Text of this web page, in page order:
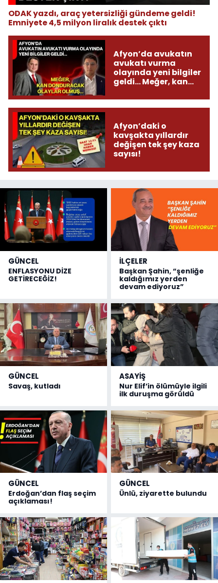
ODAK yazdı, araç yetersizliği gündeme geldi!
Emniyete 4,5 milyon liralık destek çıktı
Afyon’da avukatın
avukatı vurma
olayında yeni bilgiler
geldi... Meğer, kan
olmuş...
Afyon’daki o
kavşakta yıllardır
değişen tek şey kaza
sayısı!
GÜNCEL
ENFLASYONU DİZE
GETİRECEĞİZ!
İLÇELER
Başkan Şahin, “şenliğe
kaldığımız yerden
devam ediyoruz”
GÜNCEL
Savaş, kutladı
ASAYİŞ
Nur Elif’in ölümüyle ilgili
ilk duruşma görüldü
GÜNCEL
Erdoğan’dan flaş seçim
açıklaması!
GÜNCEL
Ünlü, ziyarette bulundu